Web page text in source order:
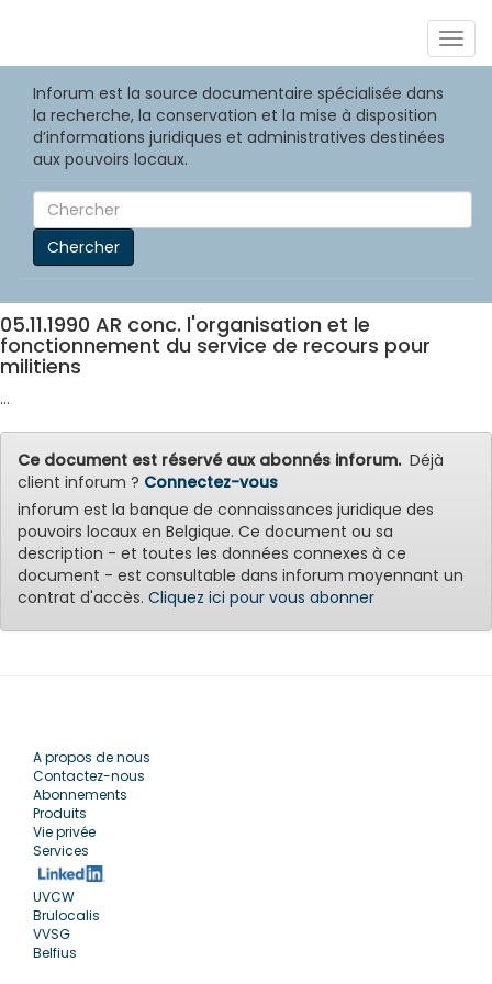
Inforum est la source documentaire spécialisée dans
la recherche, la conservation et la mise à disposition
d’informations juridiques et administratives destinées
aux pouvoirs locaux.
Chercher
05.11.1990 AR conc. l'organisation et le
fonctionnement du service de recours pour
militiens
...
Ce document est réservé aux abonnés inforum.Déjà
client inforum ? Connectez-vous
inforum est la banque de connaissances juridique des
pouvoirs locaux en Belgique. Ce document ou sa
description - et toutes les données connexes à ce
document - est consultable dans inforum moyennant un
contrat d'accès. Cliquez ici pour vous abonner
A propos de nous
Contactez-nous
Abonnements
Produits
Vie privée
Services
UVCW
Brulocalis
VVSG
Belfius